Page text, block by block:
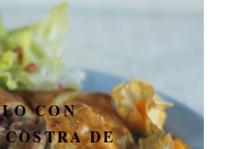
CON
DE